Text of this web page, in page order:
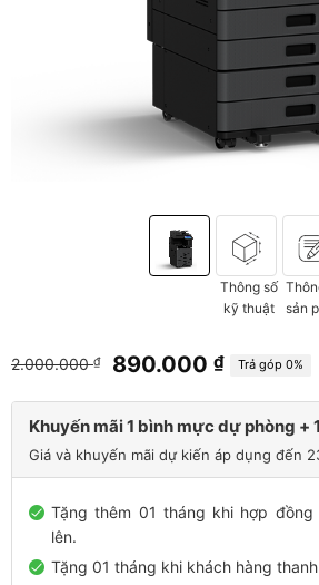
Thông số
kỹ thuật
sản
2.000.000₫
Giá
là:
2.000.000 ₫.
890.000₫Giá
tại
là:
Trả góp 0%
Khuyến mãi 1 bình mực dự phòng +
Giá và khuyến mãi dự kiến áp dụng đến
Tặng thêm 01 tháng khi hợp
lên.
Tặng 01 tháng khi khách hàng